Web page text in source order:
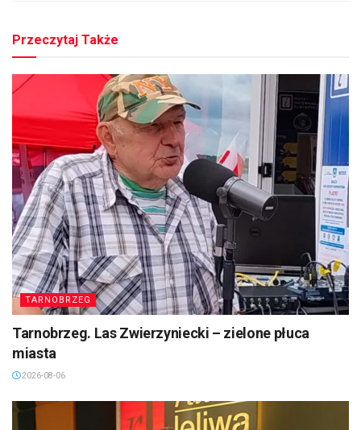
Przeczytaj Także
TARNOBRZEG
Tarnobrzeg. Las Zwierzyniecki – zielone płuca
miasta
2026-08-06